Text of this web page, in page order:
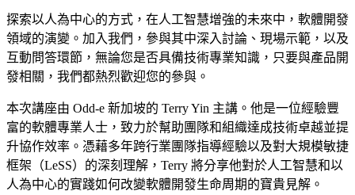
探索以人為中心的方式，在人工智慧增強的未來中，軟體開發
領域的演變。加入我們，參與其中深入討論、現場示範，以及
互動問答環節，無論您是否具備技術專業知識，只要與產品開
發相關，我們都熱烈歡迎您的參與。
本次講座由 Odd-e 新加坡的 Terry Yin 主講。他是一位經驗豐
富的軟體專業人士，致力於幫助團隊和組織達成技術卓越並提
升協作效率。憑藉多年跨行業團隊指導經驗以及對大規模敏捷
框架（LeSS）的深刻理解，Terry 將分享他對於人工智慧和以
人為中心的實踐如何改變軟體開發生命周期的寶貴見解。